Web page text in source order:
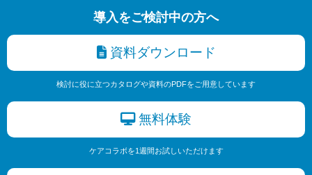
導入をご検討中の方へ
資料ダウンロード
検討に役に立つカタログや資料のPDFをご用意しています
無料体験
ケアコラボを1週間お試しいただけます